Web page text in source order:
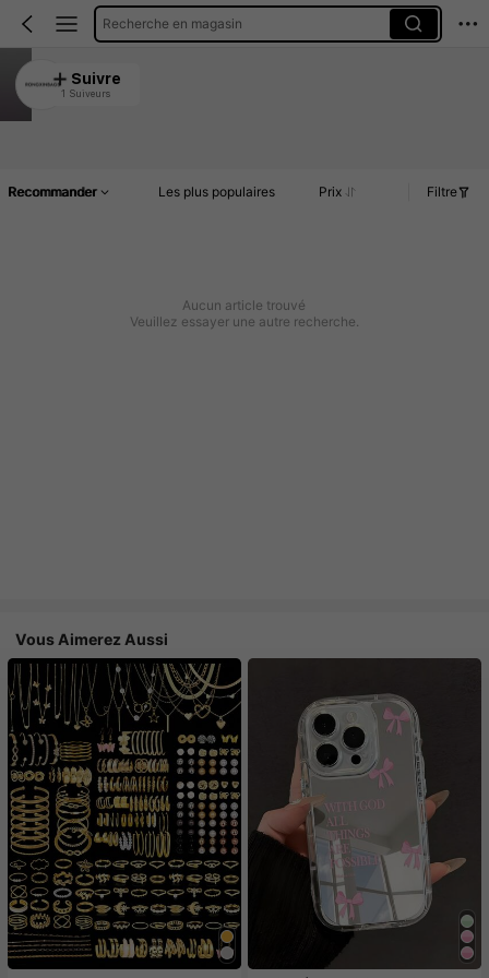
Recherche en magasin
RONGXINBAGS
5.00
Suivre
1 Suiveurs
Recommander Les plus populaires Prix Filtre
Aucun article trouvé
Veuillez essayer une autre recherche.
Vous Aimerez Aussi